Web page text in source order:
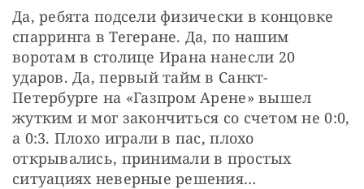
Да, ребята подсели физически в концовке
спарринга в Тегеране. Да, по нашим
воротам в столице Ирана нанесли 20
ударов. Да, первый тайм в Санкт-
Петербурге на «Газпром Арене» вышел
жутким и мог закончиться со счетом не 0:0,
а 0:3. Плохо играли в пас, плохо
открывались, принимали в простых
ситуациях неверные решения…